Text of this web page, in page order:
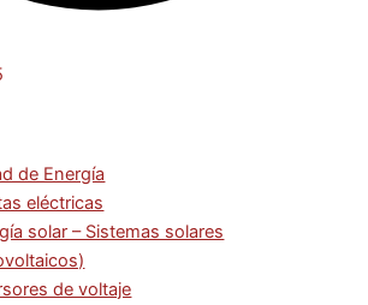
de Energía
eléctricas
solar – Sistemas solares
de voltaje